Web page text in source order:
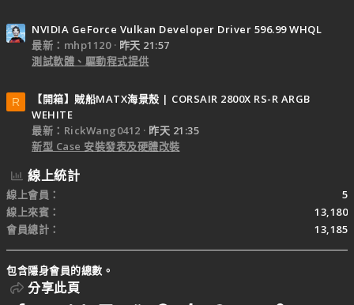
NVIDIA GeForce Vulkan Developer Driver 596.99 WHQL
最新：mhp1120
昨天 21:57
測試軟體、驅動程式提供
R
【開箱】賊船MATX海景殼 | CORSAIR 2800X RS-R ARGB
WEHITE
最新：RickWang0412
昨天 21:35
新型 Case 安裝發表及硬體改裝
線上統計
線上會員
5
線上來賓
13,180
會員總計
13,185
包含隱身會員的總數。
分享此頁